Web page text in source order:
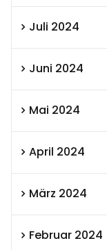
Juli 2024
Juni 2024
Mai 2024
April 2024
März 2024
Februar 2024